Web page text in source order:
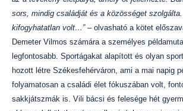
sors, mindig családját és a közösséget
kifogyhatatlan volt…” – olvasható a kötet
Demeter Vilmos számára a személyes
legfontosabb. Sportágakat alapított és olyan
hozott létre Székesfehérváron, ami a mai napig
folyamatosan a családi élet fókuszában volt,
sakkjátszmák is. Vili bácsi és felesége hét